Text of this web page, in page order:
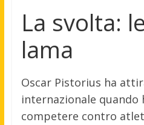
La svolta:
lama
Oscar Pistorius ha
internazionale quando
competere contro